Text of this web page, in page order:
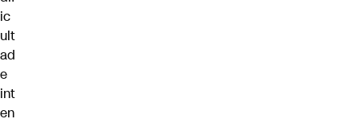
ic
ult
ad
e
int
en